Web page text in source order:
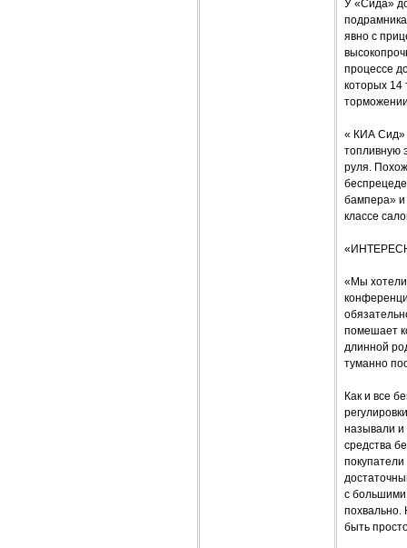
У «Сида»
явно с
процессе
которых 14
« КИА Сид»
топливную
руля.
бампера» и
классе
«Мы хотели
помешает
длинной
туманно
Как и все
называли
средства
с
похвально.
быть